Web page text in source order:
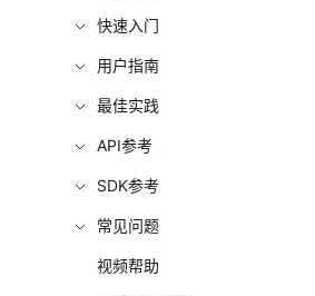
快速入门
用户指南
最佳实践
API参考
SDK参考
常见问题
视频帮助